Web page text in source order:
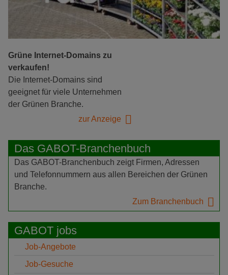
Grüne Internet-Domains zu
verkaufen!
Die Internet-Domains sind
geeignet für viele Unternehmen
der Grünen Branche.
zur Anzeige
Das GABOT-Branchenbuch
Das GABOT-Branchenbuch zeigt Firmen, Adressen
und Telefonnummern aus allen Bereichen der Grünen
Branche.
Zum Branchenbuch
GABOT jobs
Job-Angebote
Job-Gesuche